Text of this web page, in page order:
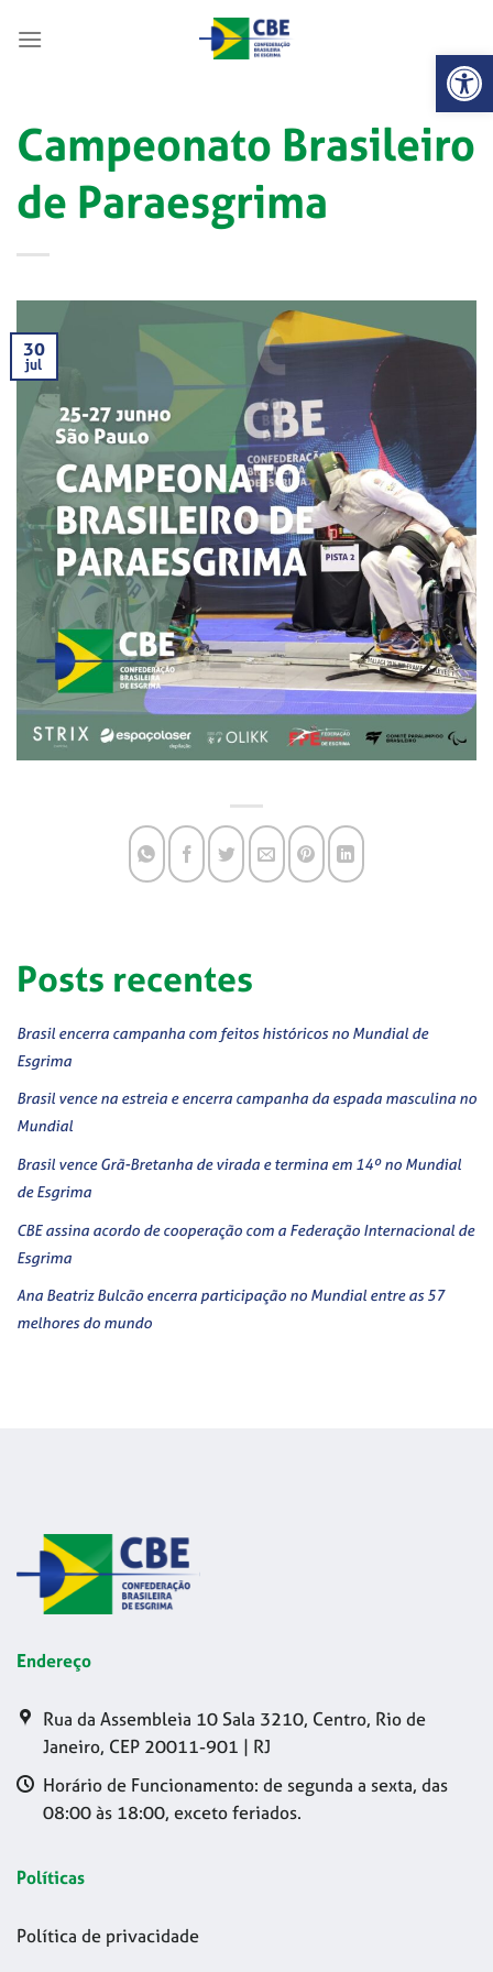
Abrir
Campeonato Brasileiro
de Paraesgrima
30
jul
Posts recentes
Brasil encerra campanha com feitos históricos no Mundial de
Esgrima
Brasil vence na estreia e encerra campanha da espada masculina no
Mundial
Brasil vence Grã-Bretanha de virada e termina em 14º no Mundial
de Esgrima
CBE assina acordo de cooperação com a Federação Internacional de
Esgrima
Ana Beatriz Bulcão encerra participação no Mundial entre as 57
melhores do mundo
Endereço
Rua da Assembleia 10 Sala 3210, Centro, Rio de
Janeiro, CEP 20011-901 | RJ
Horário de Funcionamento: de segunda a sexta, das
08:00 às 18:00, exceto feriados.
Políticas
Política de privacidade